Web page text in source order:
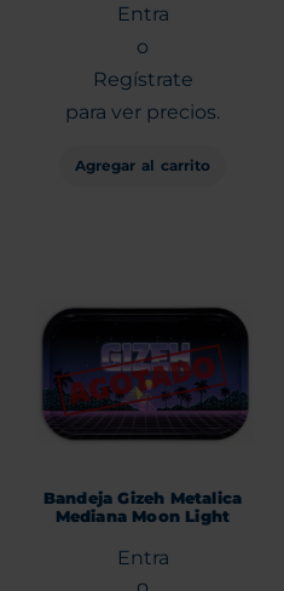
Entra
o
Regístrate
para ver precios.
Agregar al carrito
Bandeja Gizeh Metalica
Mediana Moon Light
Entra